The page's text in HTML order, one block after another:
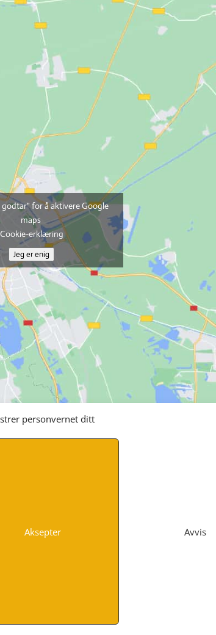
personvernet ditt
Aksepter Avvis
godtar" for å aktivere Google
maps
Cookie-erklæring
Jeg er enig